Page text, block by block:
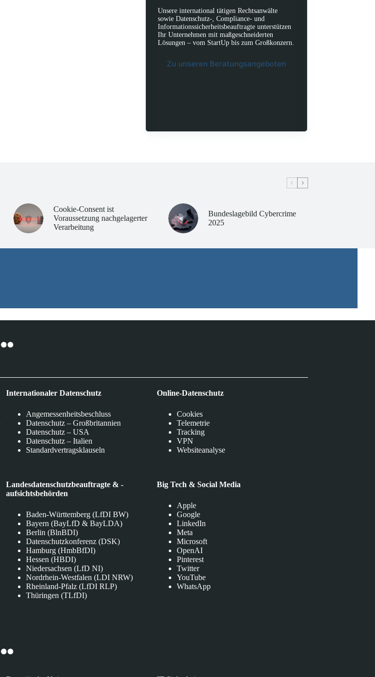
Unsere international tätigen Rechtsanwälte
sowie Datenschutz-, Compliance- und
Informationssicherheitsbeauftragte unterstützen
Ihr Unternehmen mit maßgeschneiderten
Lösungen – vom StartUp bis zum Großkonzern.
Zu unseren Beratungsangeboten
Cookie-Consent ist
Voraussetzung nachgelagerter
Verarbeitung
Bundeslagebild Cybercrime
2025
Internationaler Datenschutz
Angemessenheitsbeschluss
Datenschutz – Großbritannien
Datenschutz – USA
Datenschutz – Italien
Standardvertragsklauseln
Landesdatenschutzbeauftragte & -
aufsichtsbehörden
Baden-Württemberg (LfDI BW)
Bayern (BayLfD & BayLDA)
Berlin (BlnBDI)
Datenschutzkonferenz (DSK)
Hamburg (HmbBfDI)
Hessen (HBDI)
Niedersachsen (LfD NI)
Nordrhein-Westfalen (LDI NRW)
Rheinland-Pfalz (LfDI RLP)
Thüringen (TLfDI)
Online-Datenschutz
Cookies
Telemetrie
Tracking
VPN
Websiteanalyse
Big Tech & Social Media
Apple
Google
LinkedIn
Meta
Microsoft
OpenAI
Pinterest
Twitter
YouTube
WhatsApp